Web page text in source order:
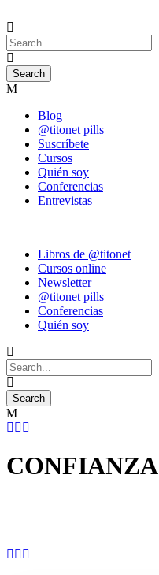
Blog
@titonet pills
Suscríbete
Cursos
Quién soy
Conferencias
Entrevistas
Libros de @titonet
Cursos online
Newsletter
@titonet pills
Conferencias
Quién soy
CONFIANZA